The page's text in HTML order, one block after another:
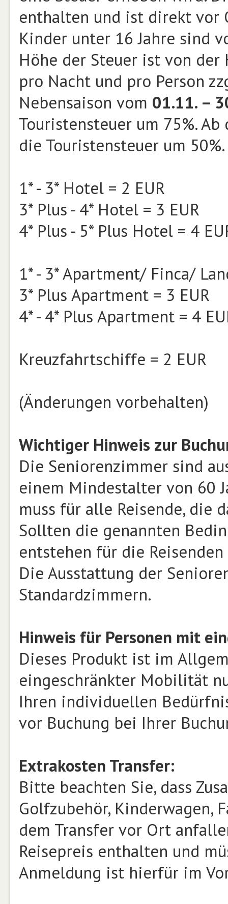
enthalten und ist direkt vor
Kinder unter 16 Jahre sind
Höhe der Steuer ist von
pro Nacht und pro Person
Nebensaison vom 01.11. –
Touristensteuer um 75%.
die Touristensteuer um 50%.
1* - 3* Hotel = 2 EUR
3* Plus - 4* Hotel = 3 EUR
4* Plus - 5* Plus Hotel = 4
1* - 3* Apartment/ Finca/
3* Plus Apartment = 3 EUR
4* - 4* Plus Apartment = 4
Kreuzfahrtschiffe = 2 EUR
(Änderungen vorbehalten)
Wichtiger Hinweis zur
Die Seniorenzimmer sind
einem Mindestalter von 60
muss für alle Reisende, die
Sollten die genannten
entstehen für die
Die Ausstattung der
Standardzimmern.
Hinweis für Personen mit
Dieses Produkt ist im
eingeschränkter Mobilität
Ihren individuellen
vor Buchung bei Ihrer
Extrakosten Transfer:
Bitte beachten Sie, dass
Golfzubehör, Kinderwagen,
dem Transfer vor Ort
Reisepreis enthalten und
Anmeldung ist hierfür im